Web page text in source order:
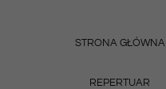
STRONA GŁÓWNA
REPERTUAR